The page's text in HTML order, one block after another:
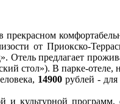
прекрасном
от Приокско-
Отель предлагает
стол»). В парке-
14900 рублей -
и культурной